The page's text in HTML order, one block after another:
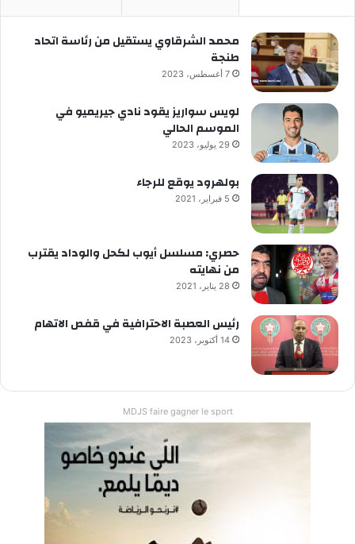
محمد الشرقاوي يستقيل من رئاسة اتحاد
طنجة
7 أغسطس، 2023
لويس سواريز يقود نادي جيريميو في
الموسم الحالي
29 يوليو، 2023
بولهرود يوقع للرجاء
5 فبراير، 2021
حصري: مسلسل أيوب لكحل والوداد يقترب
من نهايته
28 يناير، 2021
رئيس العصبة الاحترافية في قفص الاتهام
14 أكتوبر، 2023
MDJS faire gagner le sport